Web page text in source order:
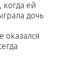
когда ей
дочь
оказался